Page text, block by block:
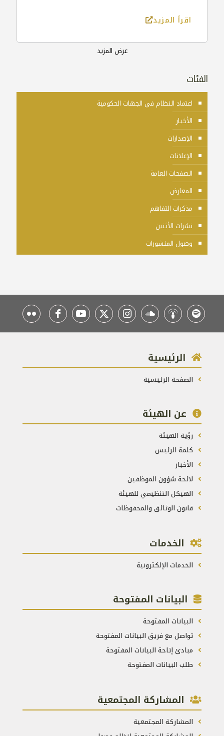
اقرأ المزيد
عرض المزيد
الفئات
اعتماد النظام في الجهات الحكومية
الأخبار
الإصدارات
الإعلانات
الصفحات العامة
المعارض
مذكرات التفاهم
نشرات الأثنين
وصول المنشورات
الرئيسية
الصفحة الرئيسية
عن الهيئة
رؤية الهيئة
كلمة الرئيس
الأخبار
لائحة شؤون الموظفين
الهيكل التنظيمي للهيئة
قانون الوثائق والمحفوظات
الخدمات
الخدمات الإلكترونية
البيانات المفتوحة
البيانات المفتوحة
تواصل مع فريق البيانات المفتوحة
مبادئ إتاحة البيانات المفتوحة
طلب البيانات المفتوحة
المشاركة المجتمعية
المشاركة المجتمعية